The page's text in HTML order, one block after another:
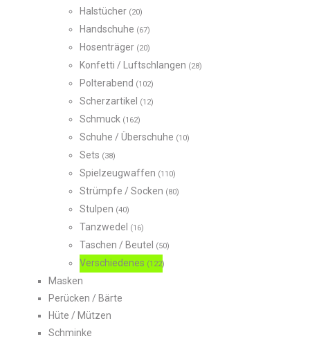
Halstücher (20)
Handschuhe (67)
Hosenträger (20)
Konfetti / Luftschlangen (28)
Polterabend (102)
Scherzartikel (12)
Schmuck (162)
Schuhe / Überschuhe (10)
Sets (38)
Spielzeugwaffen (110)
Strümpfe / Socken (80)
Stulpen (40)
Tanzwedel (16)
Taschen / Beutel (50)
Verschiedenes (122)
Masken
Perücken / Bärte
Hüte / Mützen
Schminke